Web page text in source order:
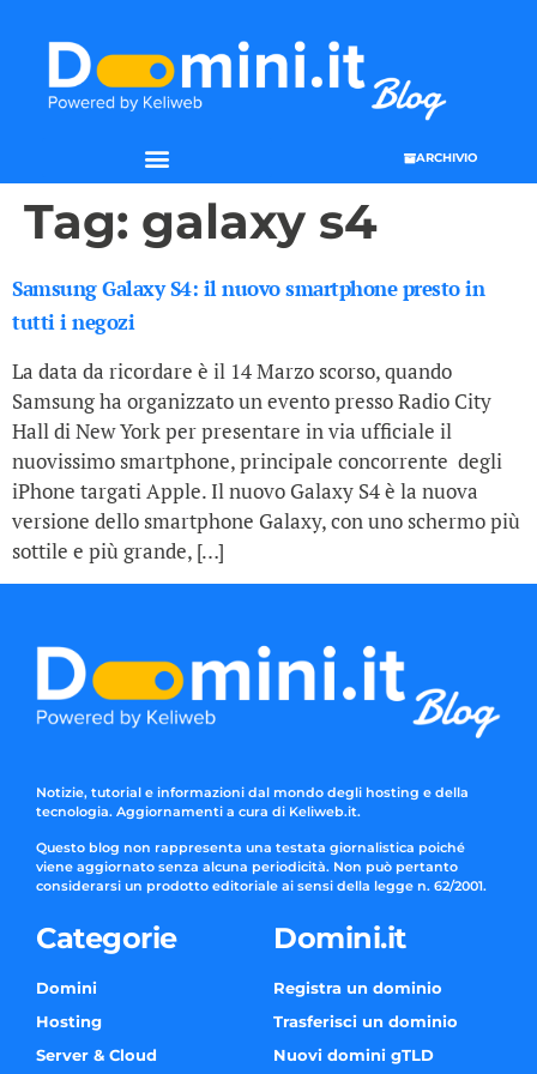
ARCHIVIO
Tag: galaxy s4
Samsung Galaxy S4: il nuovo smartphone presto in
tutti i negozi
La data da ricordare è il 14 Marzo scorso, quando
Samsung ha organizzato un evento presso Radio City
Hall di New York per presentare in via ufficiale il
nuovissimo smartphone, principale concorrente degli
iPhone targati Apple. Il nuovo Galaxy S4 è la nuova
versione dello smartphone Galaxy, con uno schermo più
sottile e più grande, […]
Notizie, tutorial e informazioni dal mondo degli hosting e della
tecnologia. Aggiornamenti a cura di Keliweb.it.
Questo blog non rappresenta una testata giornalistica poiché
viene aggiornato senza alcuna periodicità. Non può pertanto
considerarsi un prodotto editoriale ai sensi della legge n. 62/2001.
Categorie
Domini
Hosting
Server & Cloud
Domini.it
Registra un dominio
Trasferisci un dominio
Nuovi domini gTLD